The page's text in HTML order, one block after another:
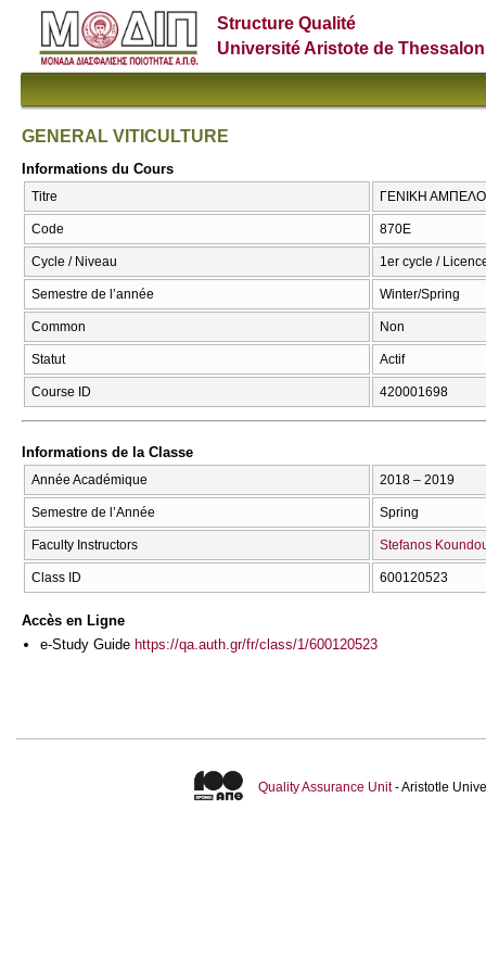
Structure Qualité
Université Aristote de
GENERAL VITICULTURE
Informations du Cours
Titre ΓΕΝΙΚΗ
Code 870Ε
Cycle / Niveau 1er cycle /
Semestre de l’année Winter/Spring
Common Non
Statut Actif
Course ID 420001698
Informations de la Classe
Année Académique 2018 – 2019
Semestre de l’Année Spring
Faculty Instructors Stefanos
Class ID 600120523
Accès en Ligne
e-Study Guide https://qa.auth.gr/fr/class/1/600120523
Quality Assurance Unit- Aristotle